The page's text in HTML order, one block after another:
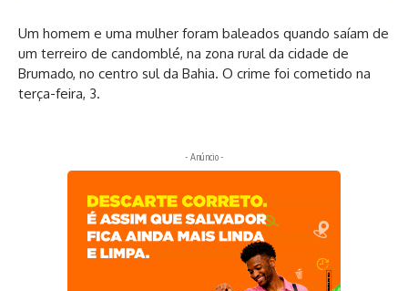
Um homem e uma mulher foram baleados quando saíam de
um terreiro de candomblé, na zona rural da cidade de
Brumado, no centro sul da Bahia. O crime foi cometido na
terça-feira, 3.
- Anúncio -